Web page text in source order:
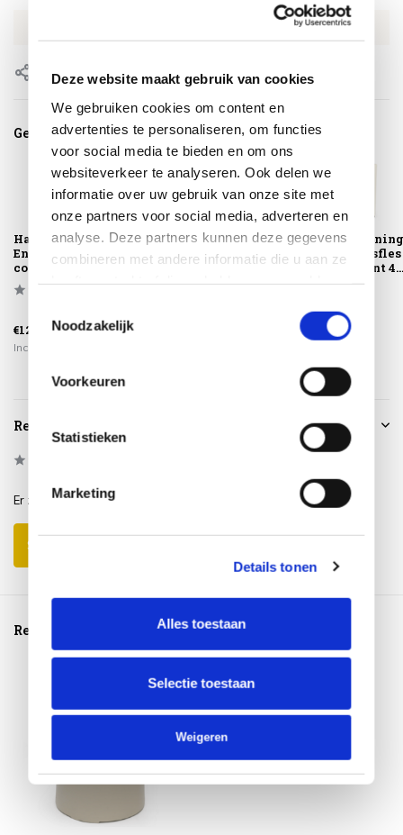
Deze website maakt gebruik van cookies
We gebruiken cookies om content en
advertenties te personaliseren, om functies
voor social media te bieden en om ons
websiteverkeer te analyseren. Ook delen we
informatie over uw gebruik van onze site met
onze partners voor social media, adverteren en
analyse. Deze partners kunnen deze gegevens
combineren met andere informatie die u aan ze
Noodzakelijk
Voorkeuren
Statistieken
Marketing
Details tonen
Alles toestaan
Selectie toestaan
Weigeren
Delen
Gerelateerde producten
Happy Cocooning
Enclosure gasfles
cover rond 40xH5...
€129,00
Incl. btw
Happy Cocooning
Enclosure Rib
gasfles cover rond
4...
Happy Cocooning
Enclosure gasfles
cover vierkant 4...
€129,00
Reviews
Er zijn nog geen reviews geschreven over dit product..
Schrijf je eigen review
Reeds bekeken